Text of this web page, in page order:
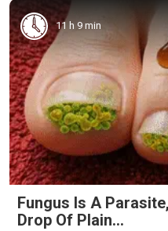
11 h 9 min
Fungus Is A
Drop Of Plain...